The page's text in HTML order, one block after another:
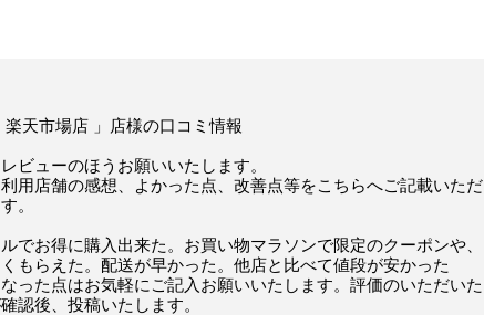
天市場店 」店様の口コミ情報
ビューのほうお願いいたします。
用店舗の感想、よかった点、改善点等をこちらへご記載いただ
。
でお得に購入出来た。お買い物マラソンで限定のクーポンや、
もらえた。配送が早かった。他店と比べて値段が安かった
った点はお気軽にご記入お願いいたします。評価のいただいた
認後、投稿いたします。